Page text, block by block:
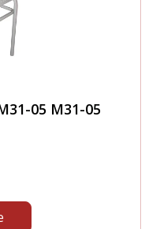
05 М31-05